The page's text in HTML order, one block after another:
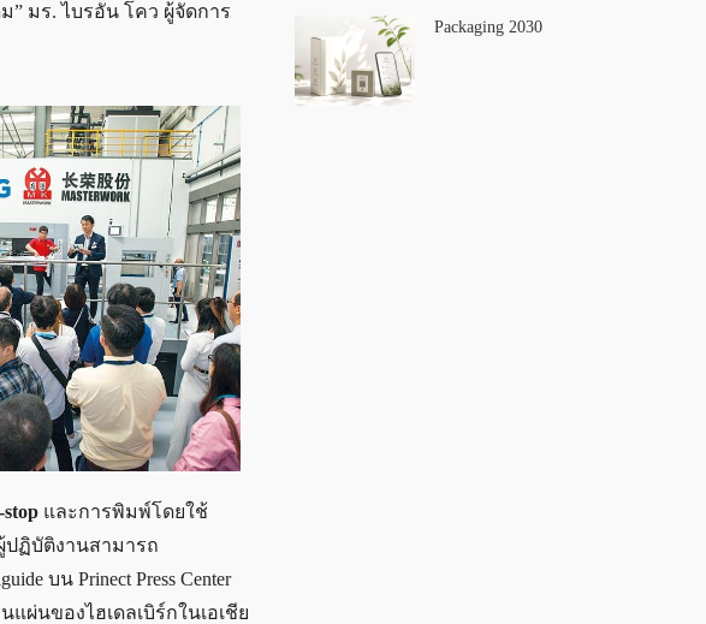
มร. ไบรอัน โคว ผู้จัดการ
และการพิมพ์โดยใช้
ปฏิบัติงานสามารถ
บน Prinect Press Center
นของไฮเดลเบิร์กในเอเชีย
Packaging 2030